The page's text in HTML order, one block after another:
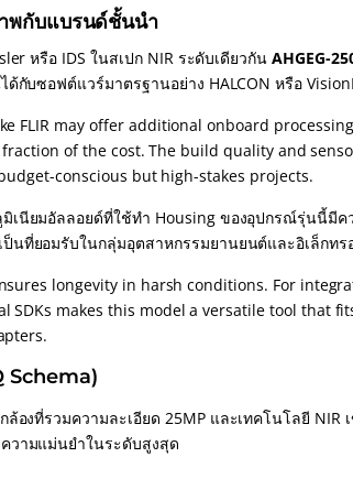
พกับแบรนด์ชั้นนำ
หรือ IDS ในสเปก NIR ระดับเดียวกันAHGEG-
กับซอฟต์แวร์มาตรฐานอย่าง HALCON หรือ
FLIR may offer additional onboard
of the cost. The build quality and
conscious but high-stakes projects.
เนียมอัลลอยด์ที่ใช้ทำ Housing ของอุปกรณ์รุ่นนี้มี
นที่ยอมรับในกลุ่มอุตสาหกรรมยานยนต์และอิเล็กท
longevity in harsh conditions. For
SDKs makes this model a versatile tool that
Schema)
ล้องที่รวมความละเอียด 25MP และเทคโนโลยี
วามแม่นยำในระดับสูงสุด